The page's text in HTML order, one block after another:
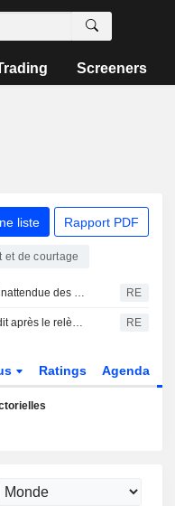
Screeners
liste Rapport PDF
et de courtage
États-Unis : contraction inattendue des créations d'emplois non agricoles en juillet ; le taux de chômage reflue à 4,1 % RE
L'action Cloudflare bondit après le relèvement de ses prévisions, porté par les dépenses liées à l'IA RE
Ratings Agenda